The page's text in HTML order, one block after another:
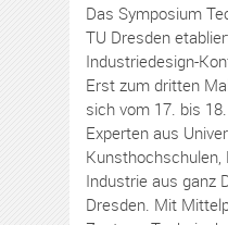
Das Symposium
TU Dresden
Industriedesign-
Erst zum dritten
sich vom 17. bis
Experten aus
Kunsthochschulen,
Industrie aus ganz
Dresden. Mit